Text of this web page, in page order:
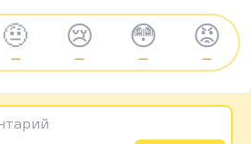
🤨
—
😢
—
😳
—
😡
—